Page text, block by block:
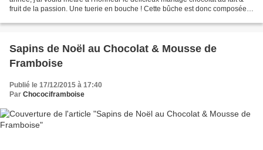
fruit de la passion. Une tuerie en bouche ! Cette bûche est donc composée
Sapins de Noël au Chocolat & Mousse de
Framboise
Publié le 17/12/2015 à 17:40
Par Chocociframboise